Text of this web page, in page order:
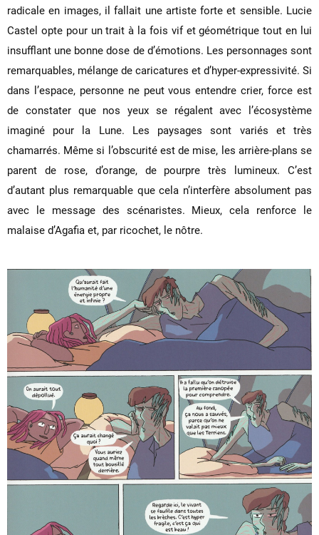
radicale en images, il fallait une artiste forte et sensible. Lucie
Castel opte pour un trait à la fois vif et géométrique tout en lui
insufflant une bonne dose de d’émotions. Les personnages sont
remarquables, mélange de caricatures et d’hyper-expressivité. Si
dans l’espace, personne ne peut vous entendre crier, force est
de constater que nos yeux se régalent avec l’écosystème
imaginé pour la Lune. Les paysages sont variés et très
chamarrés. Même si l’obscurité est de mise, les arrière-plans se
parent de rose, d’orange, de pourpre très lumineux. C’est
d’autant plus remarquable que cela n’interfère absolument pas
avec le message des scénaristes. Mieux, cela renforce le
malaise d’Agafia et, par ricochet, le nôtre.